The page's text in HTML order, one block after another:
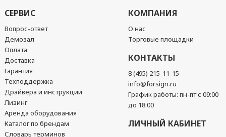
СЕРВИС
Вопрос-ответ
Демозал
Оплата
Доставка
Гарантия
Техподдержка
Драйвера и инструкции
Лизинг
Аренда оборудования
Каталог по брендам
Словарь терминов
КОМПАНИЯ
О нас
Торговые площадки
КОНТАКТЫ
8 (495) 215-11-15
info@forsign.ru
График работы: пн-пт с 09:00
до 18:00
ЛИЧНЫЙ КАБИНЕТ